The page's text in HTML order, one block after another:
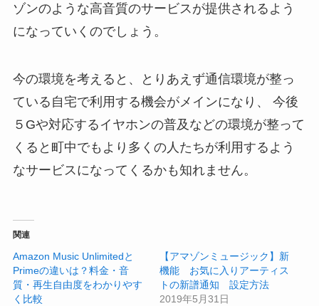
ゾンのような高音質のサービスが提供されるよう
になっていくのでしょう。
今の環境を考えると、とりあえず通信環境が整っ
ている自宅で利用する機会がメインになり、 今後
５Gや対応するイヤホンの普及などの環境が整って
くると町中でもより多くの人たちが利用するよう
なサービスになってくるかも知れません。
関連
Amazon Music Unlimitedと
Primeの違いは？料金・音
質・再生自由度をわかりやす
く比較
【アマゾンミュージック】新
機能 お気に入りアーティス
トの新譜通知 設定方法
2019年5月31日